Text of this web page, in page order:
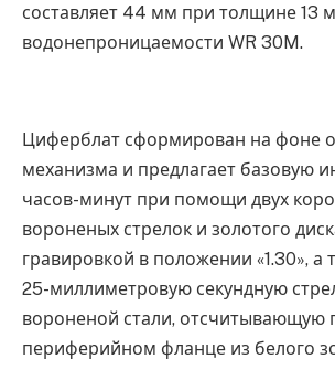
составляет 44 мм при толщине 13
водонепроницаемости WR 30M.
Циферблат сформирован на фоне
механизма и предлагает базовую
часов-минут при помощи двух
вороненых стрелок и золотого
гравировкой в положении «1.30», а
25-миллиметровую секундную
вороненой стали, отсчитывающую
периферийном фланце из белого